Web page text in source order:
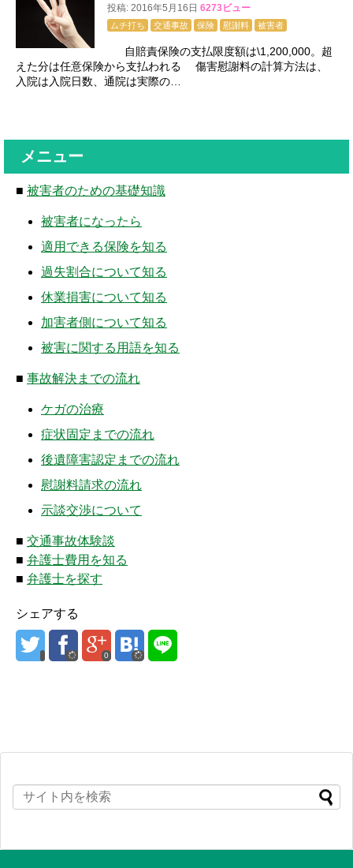
投稿: 2016年5月16日 6273ビュー
ムチ打ち 交通事故 保険 慰謝料 被害者
自賠責保険の支払限度額は\1,200,000。超
えた分は任意保険から支払われる 傷害慰謝料の計算方法は、
入院は入院日数、通院は実際の…
メニュー
■ 被害者のための基礎知識
被害者になったら
適用できる保険を知る
過失割合について知る
休業損害について知る
加害者側について知る
被害に関する用語を知る
■ 事故解決までの流れ
ケガの治療
症状固定までの流れ
後遺障害認定までの流れ
慰謝料請求の流れ
示談交渉について
■ 交通事故体験談
■ 弁護士費用を知る
■ 弁護士を探す
シェアする
0